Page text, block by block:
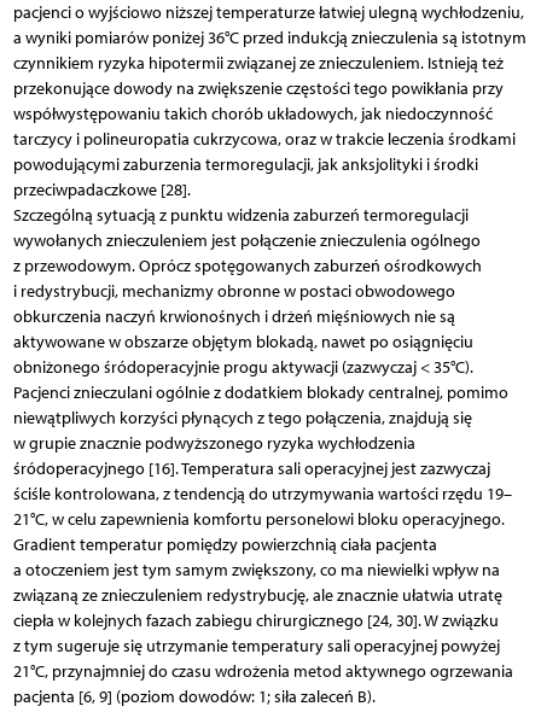
pacjenci o wyjściowo niższej temperaturze łatwiej ulegną wychłodzeniu,
a wyniki pomiarów poniżej 36°C przed indukcją znieczulenia są istotnym
czynnikiem ryzyka hipotermii związanej ze znieczuleniem. Istnieją też
przekonujące dowody na zwiększenie częstości tego powikłania przy
współwystępowaniu takich chorób układowych, jak niedoczynność
tarczycy i polineuropatia cukrzycowa, oraz w trakcie leczenia środkami
powodującymi zaburzenia termoregulacji, jak anksjolityki i środki
przeciwpadaczkowe [28].
Szczególną sytuacją z punktu widzenia zaburzeń termoregulacji
wywołanych znieczuleniem jest połączenie znieczulenia ogólnego
z przewodowym. Oprócz spotęgowanych zaburzeń ośrodkowych
i redystrybucji, mechanizmy obronne w postaci obwodowego
obkurczenia naczyń krwionośnych i drżeń mięśniowych nie są
aktywowane w obszarze objętym blokadą, nawet po osiągnięciu
obniżonego śródoperacyjnie progu aktywacji (zazwyczaj < 35°C).
Pacjenci znieczulani ogólnie z dodatkiem blokady centralnej, pomimo
niewątpliwych korzyści płynących z tego połączenia, znajdują się
w grupie znacznie podwyższonego ryzyka wychłodzenia
śródoperacyjnego [16]. Temperatura sali operacyjnej jest zazwyczaj
ściśle kontrolowana, z tendencją do utrzymywania wartości rzędu 19–
21°C, w celu zapewnienia komfortu personelowi bloku operacyjnego.
Gradient temperatur pomiędzy powierzchnią ciała pacjenta
a otoczeniem jest tym samym zwiększony, co ma niewielki wpływ na
związaną ze znieczuleniem redystrybucję, ale znacznie ułatwia utratę
ciepła w kolejnych fazach zabiegu chirurgicznego [24, 30]. W związku
z tym sugeruje się utrzymanie temperatury sali operacyjnej powyżej
21°C, przynajmniej do czasu wdrożenia metod aktywnego ogrzewania
pacjenta [6, 9] (poziom dowodów: 1; siła zaleceń B).